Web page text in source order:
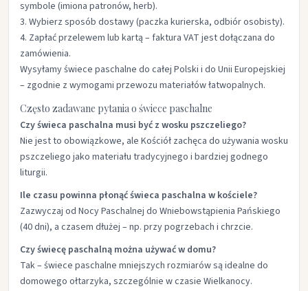
symbole (imiona patronów, herb).
Wybierz sposób dostawy (paczka kurierska, odbiór osobisty).
Zapłać przelewem lub kartą – faktura VAT jest dołączana do
zamówienia.
Wysyłamy świece paschalne do całej Polski i do Unii Europejskiej
– zgodnie z wymogami przewozu materiałów łatwopalnych.
Często zadawane pytania o świece paschalne
Czy świeca paschalna musi być z wosku pszczeliego?
Nie jest to obowiązkowe, ale Kościół zachęca do używania wosku
pszczeliego jako materiału tradycyjnego i bardziej godnego
liturgii.
Ile czasu powinna płonąć świeca paschalna w kościele?
Zazwyczaj od Nocy Paschalnej do Wniebowstąpienia Pańskiego
(40 dni), a czasem dłużej – np. przy pogrzebach i chrzcie.
Czy świecę paschalną można używać w domu?
Tak – świece paschalne mniejszych rozmiarów są idealne do
domowego ołtarzyka, szczególnie w czasie Wielkanocy.